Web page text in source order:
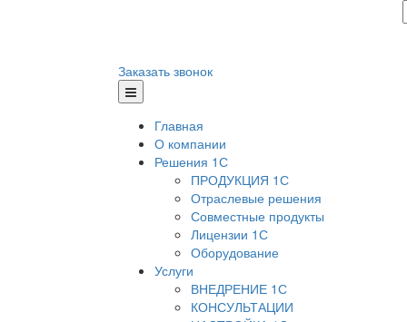
Заказать звонок
Главная
О компании
Решения 1С
ПРОДУКЦИЯ 1С
Отраслевые решения
Совместные продукты
Лицензии 1С
Оборудование
Услуги
ВНЕДРЕНИЕ 1С
КОНСУЛЬТАЦИИ